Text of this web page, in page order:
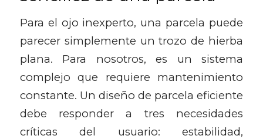
Para el ojo inexperto, una parcela puede
parecer simplemente un trozo de hierba
plana. Para nosotros, es un sistema
complejo que requiere mantenimiento
constante. Un diseño de parcela eficiente
debe responder a tres necesidades
críticas del usuario: estabilidad,